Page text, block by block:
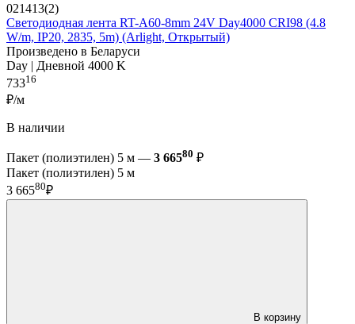
021413(2)
Светодиодная лента RT-A60-8mm 24V Day4000 CRI98 (4.8
W/m, IP20, 2835, 5m) (Arlight, Открытый)
Произведено в Беларуси
Day | Дневной 4000 K
73316
₽/м
В наличии
Пакет (полиэтилен) 5 м — 3 66580 ₽
Пакет (полиэтилен) 5 м
3 66580₽
В корзину